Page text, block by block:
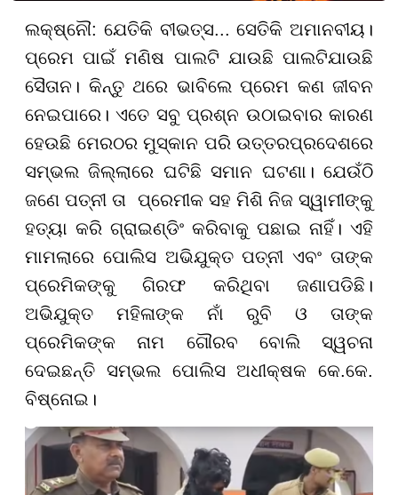
ଲକ୍ଷ୍ନୌ: ଯେତିକି ବୀଭତ୍ସ... ସେତିକି ଅମାନବୀୟ।
ପ୍ରେମ ପାଇଁ ମଣିଷ ପାଲଟି ଯାଉଛି ପାଲଟିଯାଉଛି
ସୈତାନ। କିନ୍ତୁ ଥରେ ଭାବିଲେ ପ୍ରେମ କଣ ଜୀବନ
ନେଇପାରେ। ଏତେ ସବୁ ପ୍ରଶ୍ନ ଉଠାଇବାର କାରଣ
ହେଉଛି ମେରଠର ମୁସ୍କାନ ପରି ଉତ୍ତରପ୍ରଦେଶରେ
ସମ୍ଭଲ ଜିଲ୍ଲାରେ ଘଟିଛି ସମାନ ଘଟଣା। ଯେଉଁଠି
ଜଣେ ପତ୍ନୀ ତା ପ୍ରେମୀକ ସହ ମିଶି ନିଜ ସ୍ୱାମୀଙ୍କୁ
ହତ୍ୟା କରି ଗ୍ରାଇଣ୍ଡିଂ କରିବାକୁ ପଛାଇ ନାହିଁ। ଏହି
ମାମଲାରେ ପୋଲିସ ଅଭିଯୁକ୍ତ ପତ୍ନୀ ଏବଂ ତାଙ୍କ
ପ୍ରେମିକଙ୍କୁ ଗିରଫ କରିଥିବା ଜଣାପଡିଛି।
ଅଭିଯୁକ୍ତ ମହିଳାଙ୍କ ନାଁ ରୁବି ଓ ତାଙ୍କ
ପ୍ରେମିକଙ୍କ ନାମ ଗୌରବ ବୋଲି ସ୍ୱଚନା
ଦେଇଛନ୍ତି ସମ୍ଭଲ ପୋଲିସ ଅଧୀକ୍ଷକ କେ.କେ.
ବିଷ୍ନୋଇ।